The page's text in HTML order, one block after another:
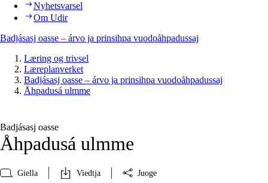
Nyhetsvarsel
Om Udir
Badjásasj oasse – árvo ja prinsihpa vuodoåhpadussaj
Læring og trivsel
Læreplanverket
Badjásasj oasse – árvo ja prinsihpa vuodoåhpadussaj
Åhpadusá ulmme
Badjásasj oasse
Åhpadusá ulmme
Giella Viedtja Juoge